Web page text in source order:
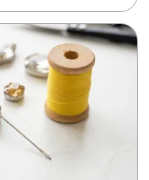
хранение и ремонт